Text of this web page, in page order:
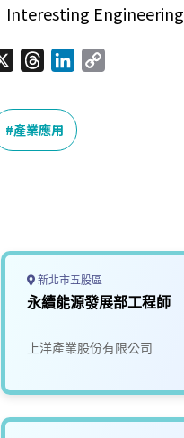
Interesting Engineering
r
e
a
k
n
k
產業應用
新北市五股區
永續能源發展部工程師
上洋產業股份有限公司